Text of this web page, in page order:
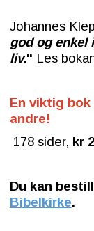
Johannes
god og enkel
liv." Les
En viktig
andre!
178 sider, kr
Du kan
Bibelkirke.